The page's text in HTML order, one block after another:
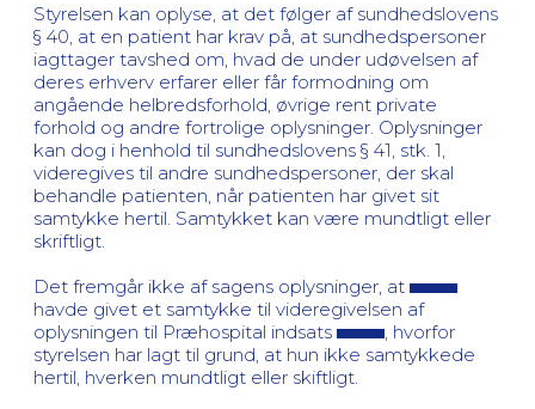
Styrelsen kan oplyse, at det følger af sundhedslovens
§ 40, at en patient har krav på, at sundhedspersoner
iagttager tavshed om, hvad de under udøvelsen af
deres erhverv erfarer eller får formodning om
angående helbredsforhold, øvrige rent private
forhold og andre fortrolige oplysninger. Oplysninger
kan dog i henhold til sundhedslovens § 41, stk. 1,
videregives til andre sundhedspersoner, der skal
behandle patienten, når patienten har givet sit
samtykke hertil. Samtykket kan være mundtligt eller
skriftligt.
Det fremgår ikke af sagens oplysninger, at
havde givet et samtykke til videregivelsen af
oplysningen til Præhospital indsats
, hvorfor
styrelsen har lagt til grund, at hun ikke samtykkede
hertil, hverken mundtligt eller skiftligt.